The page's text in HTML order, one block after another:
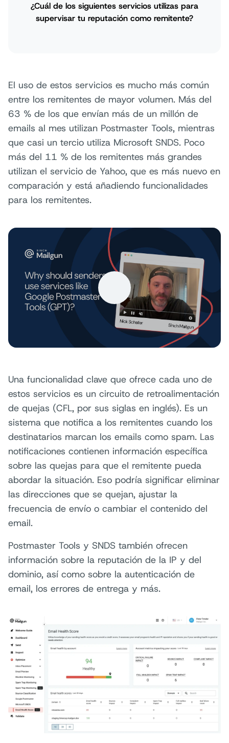
¿Cuál de los siguientes servicios utilizas para
supervisar tu reputación como remitente?
El uso de estos servicios es mucho más común
entre los remitentes de mayor volumen. Más del
63 % de los que envían más de un millón de
emails al mes utilizan Postmaster Tools, mientras
que casi un tercio utiliza Microsoft SNDS. Poco
más del 11 % de los remitentes más grandes
utilizan el servicio de Yahoo, que es más nuevo en
comparación y está añadiendo funcionalidades
para los remitentes.
Una funcionalidad clave que ofrece cada uno de
estos servicios es un circuito de retroalimentación
de quejas (CFL, por sus siglas en inglés). Es un
sistema que notifica a los remitentes cuando los
destinatarios marcan los emails como spam. Las
notificaciones contienen información específica
sobre las quejas para que el remitente pueda
abordar la situación. Eso podría significar eliminar
las direcciones que se quejan, ajustar la
frecuencia de envío o cambiar el contenido del
email.
Postmaster Tools y SNDS también ofrecen
información sobre la reputación de la IP y del
dominio, así como sobre la autenticación de
email, los errores de entrega y más.